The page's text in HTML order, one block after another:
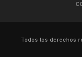
Todos los derechos